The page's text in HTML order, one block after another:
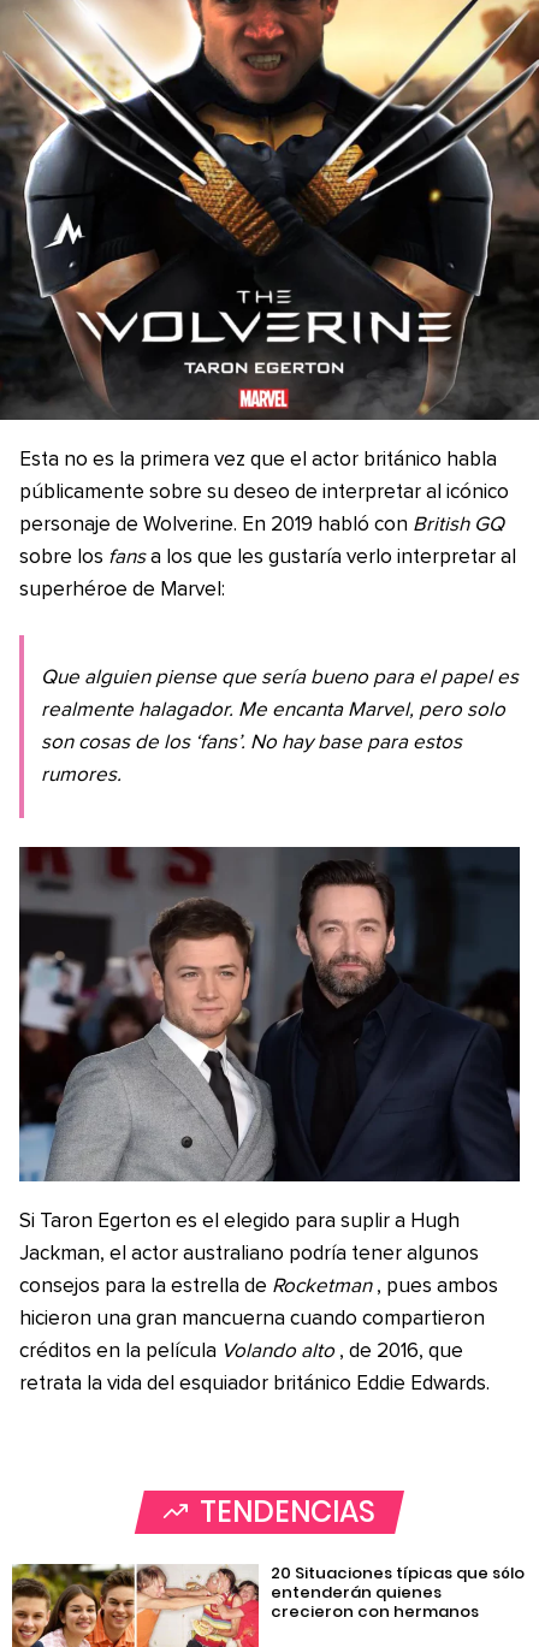
Esta no es la primera vez que el actor británico habla
públicamente sobre su deseo de interpretar al icónico
personaje de Wolverine. En 2019 habló con British GQ
sobre los fansa los que les gustaría verlo interpretar al
superhéroe de Marvel:
Que alguien piense que sería bueno para el papel es
realmente halagador. Me encanta Marvel, pero solo
son cosas de los ‘fans’. No hay base para estos
rumores.
Si Taron Egerton es el elegido para suplir a Hugh
Jackman, el actor australiano podría tener algunos
consejos para la estrella de Rocketman , pues ambos
hicieron una gran mancuerna cuando compartieron
créditos en la película Volando alto , de 2016, que
retrata la vida del esquiador británico Eddie Edwards.
TENDENCIAS
20 Situaciones típicas que sólo
entenderán quienes
crecieron con hermanos